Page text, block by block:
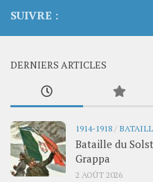
SUIVRE :
DERNIERS ARTICLES
1914-1918 /
Bataille du
Grappa
2 AOÛT 2026